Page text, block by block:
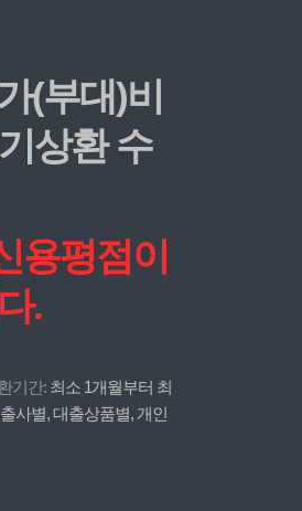
(부대)비
상환 수
용평점이
.
기간: 최소 1개월부터 최
사별, 대출상품별, 개인